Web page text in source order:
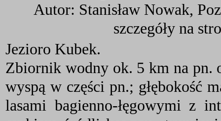
Autor: Stanisław Nowak,
szczegóły na
Jezioro Kubek.
Zbiornik wodny ok. 5 km na pn.
wyspą w części pn.; głębokość
lasami bagienno-łęgowymi z